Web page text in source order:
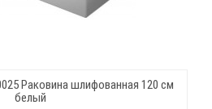
Раковина шлифованная 120 см
белый